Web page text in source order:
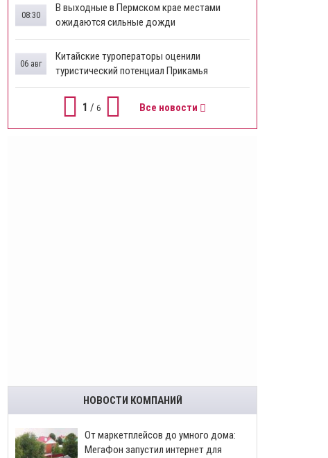
В выходные в Пермском крае местами
ожидаются сильные дожди
08:30
Китайские туроператоры оценили
туристический потенциал Прикамья
06 авг
1 / 6 Все новости
НОВОСТИ КОМПАНИЙ
От маркетплейсов до умного дома:
МегаФон запустил интернет для